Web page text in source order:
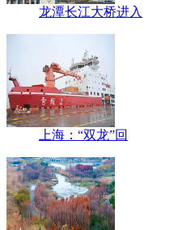
龙潭长江大桥进入
上海：“双龙”回